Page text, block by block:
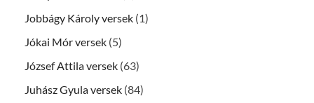
Jobbágy Károly versek (1)
Jókai Mór versek (5)
József Attila versek (63)
Juhász Gyula versek (84)